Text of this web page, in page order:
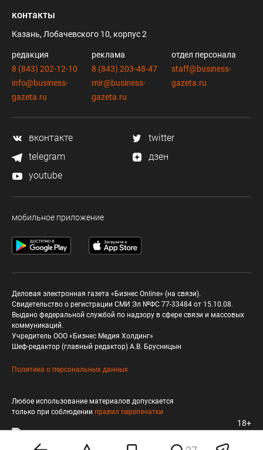
контакты
Казань, Лобачевского 10, корпус 2
редакция
8 (843) 202-12-10
info@business-
gazeta.ru
реклама
8 (843) 203-48-47
mir@business-
gazeta.ru
отдел персонала
staff@business-
gazeta.ru
вконтакте
twitter
telegram
дзен
youtube
мобильное приложение
Деловая электронная газета «Бизнес Online» (на связи).
Свидетельство о регистрации СМИ Эл №ФС 77-33484 от 15.10.08.
Выдано федеральной службой по надзору в сфере связи и массовых
коммуникаций.
Учредитель ООО «Бизнес Медия Холдинг»
Шеф-редактор (главный редактор) А.В. Брусницын
Политика о персональных данных
Любое использование материалов допускается
только при соблюдении правил перепечатки
18+